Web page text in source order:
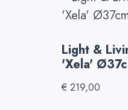
Light &
'Xela'
€ 219,00